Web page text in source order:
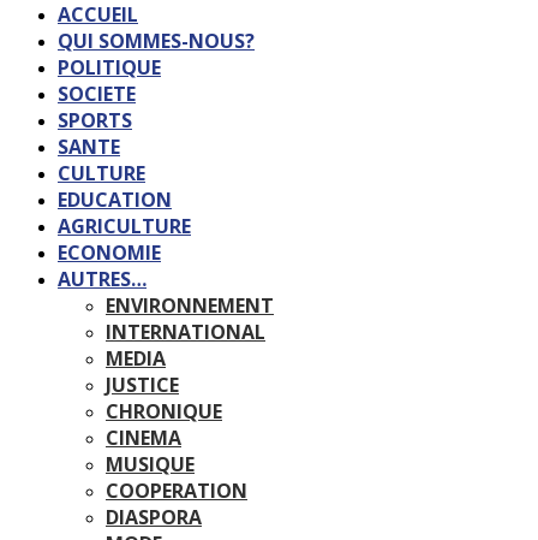
ACCUEIL
QUI SOMMES-NOUS?
POLITIQUE
SOCIETE
SPORTS
SANTE
CULTURE
EDUCATION
AGRICULTURE
ECONOMIE
AUTRES…
ENVIRONNEMENT
INTERNATIONAL
MEDIA
JUSTICE
CHRONIQUE
CINEMA
MUSIQUE
COOPERATION
DIASPORA